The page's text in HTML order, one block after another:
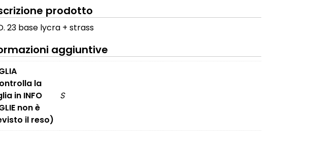
prodotto
23 base lycra + strass
aggiuntive
la
in INFO
non è
il reso)
S